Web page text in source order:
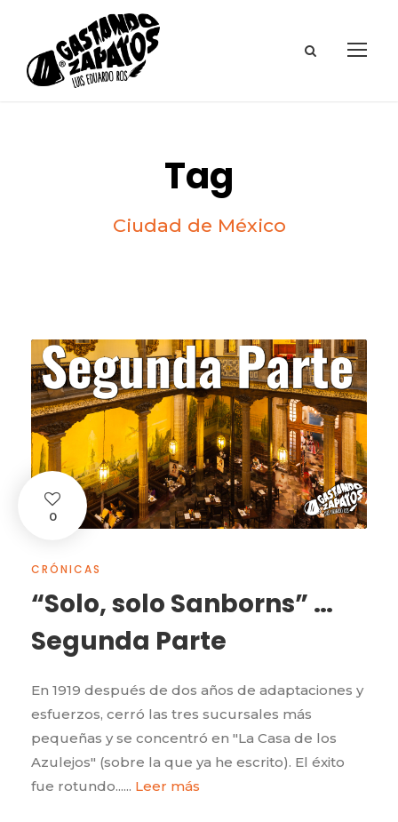
Tag
Ciudad de México
0
CRÓNICAS
“Solo, solo Sanborns” …
Segunda Parte
En 1919 después de dos años de adaptaciones y
esfuerzos, cerró las tres sucursales más
pequeñas y se concentró en "La Casa de los
Azulejos" (sobre la que ya he escrito). El éxito
fue rotundo...... Leer más